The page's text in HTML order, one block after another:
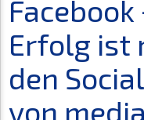
Erfolg ist
den
von